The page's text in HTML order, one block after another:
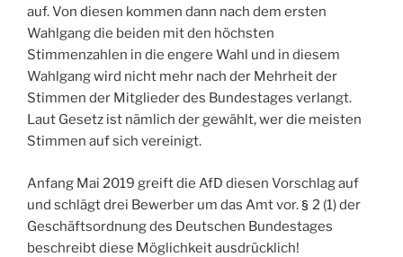
auf. Von diesen kommen dann nach dem ersten
Wahlgang die beiden mit den höchsten
Stimmenzahlen in die engere Wahl und in diesem
Wahlgang wird nicht mehr nach der Mehrheit der
Stimmen der Mitglieder des Bundestages verlangt.
Laut Gesetz ist nämlich der gewählt, wer die meisten
Stimmen auf sich vereinigt.
Anfang Mai 2019 greift die AfD diesen Vorschlag auf
und schlägt drei Bewerber um das Amt vor. § 2 (1) der
Geschäftsordnung des Deutschen Bundestages
beschreibt diese Möglichkeit ausdrücklich!